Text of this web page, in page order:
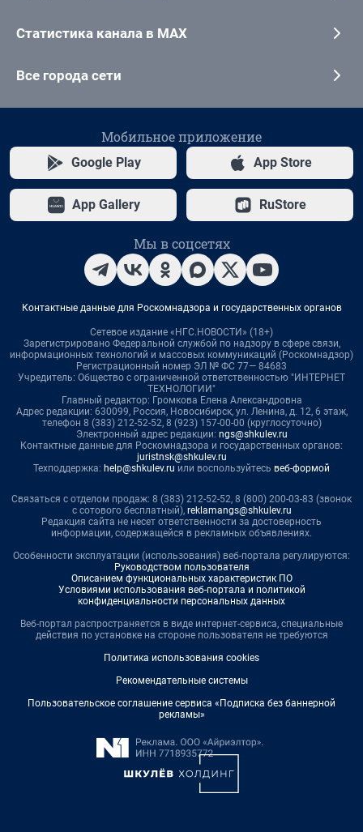
Статистика канала в MAX
Все города сети
Мобильное приложение
Google Play App Store
App Gallery RuStore
Мы в соцсетях
Контактные данные для Роскомнадзора и государственных органов
Сетевое издание «НГС.НОВОСТИ» (18+)
Зарегистрировано Федеральной службой по надзору в сфере связи,
информационных технологий и массовых коммуникаций (Роскомнадзор)
Регистрационный номер ЭЛ № ФС 77— 84683
Учредитель: Общество с ограниченной ответственностью "ИНТЕРНЕТ
ТЕХНОЛОГИИ"
Главный редактор: Громкова Елена Александровна
Адрес редакции: 630099, Россия, Новосибирск, ул. Ленина, д. 12, 6 этаж,
телефон 8 (383) 212-52-52, 8 (923) 157-00-00 (круглосуточно)
Электронный адрес редакции: ngs@shkulev.ru
Контактные данные для Роскомнадзора и государственных органов:
juristnsk@shkulev.ru
Техподдержка: help@shkulev.ru или воспользуйтесь веб-формой
Связаться с отделом продаж: 8 (383) 212-52-52, 8 (800) 200-03-83 (звонок
с сотового бесплатный), reklamangs@shkulev.ru
Редакция сайта не несет ответственности за достоверность
информации, содержащейся в рекламных объявлениях.
Особенности эксплуатации (использования) веб-портала регулируются:
Руководством пользователя
Описанием функциональных характеристик ПО
Условиями использования веб-портала и политикой
конфиденциальности персональных данных
Веб-портал распространяется в виде интернет-сервиса, специальные
действия по установке на стороне пользователя не требуются
Политика использования cookies
Рекомендательные системы
Пользовательское соглашение сервиса «Подписка без баннерной
рекламы»